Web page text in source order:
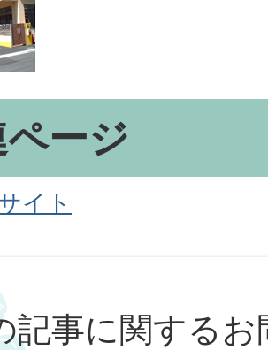
ページ
イト
記事に関するお